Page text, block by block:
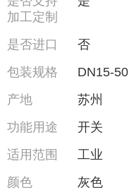
加工定制
是否进口
否
包装规格
DN15-50
产地
苏州
功能用途
开关
适用范围
工业
颜色
灰色